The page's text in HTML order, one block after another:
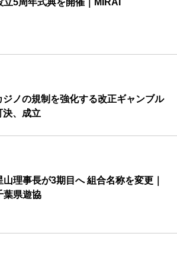
立5周年式典を開催｜MIRAI
ノの規制を強化する改正ギャンブル
決、成立
山理事長が3期目へ 組合名称を変更｜
葉県遊協